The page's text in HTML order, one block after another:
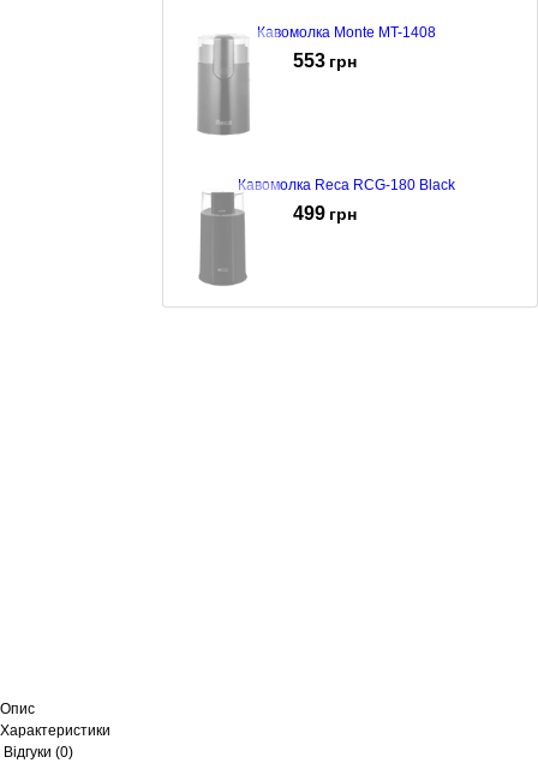
Кавомолка Monte MT-1408
553 грн
Кавомолка Reca RCG-180 Black
499 грн
Опис
Характеристики
Відгуки (0)